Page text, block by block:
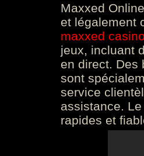
Maxxed
et légalement
maxxed
jeux, incluant
en direct. Des
sont
service
assistance.
rapides et